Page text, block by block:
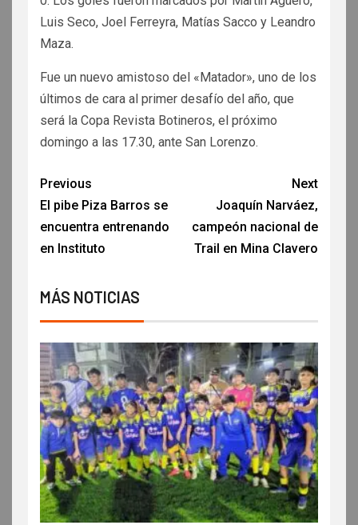
Luis Seco, Joel Ferreyra, Matías Sacco y Leandro
Maza.
Fue un nuevo amistoso del «Matador», uno de los
últimos de cara al primer desafío del año, que
será la Copa Revista Botineros, el próximo
domingo a las 17.30, ante San Lorenzo.
Previous
El pibe Piza Barros se
encuentra entrenando
en Instituto
Next
Joaquín Narváez,
campeón nacional de
Trail en Mina Clavero
MÁS NOTICIAS